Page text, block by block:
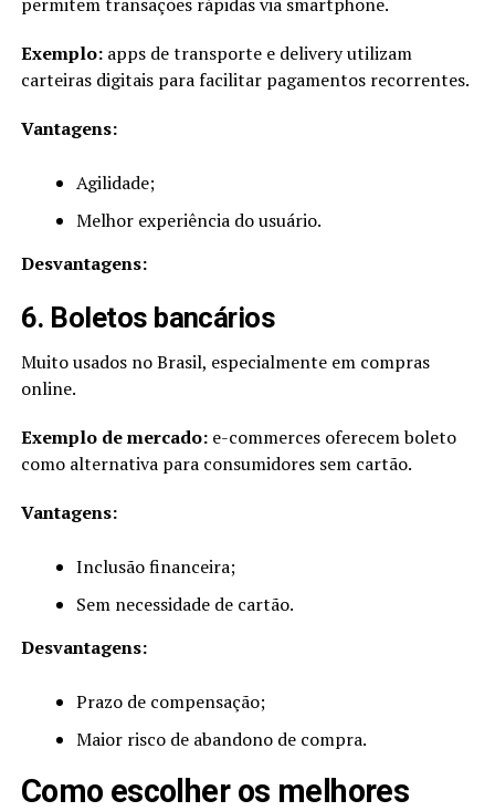
Exemplo:apps de transporte e delivery utilizam
carteiras digitais para facilitar pagamentos recorrentes.
Vantagens:
Agilidade;
Melhor experiência do usuário.
Desvantagens:
6. Boletos bancários
Muito usados no Brasil, especialmente em compras
online.
Exemplo de mercado:e-commerces oferecem boleto
como alternativa para consumidores sem cartão.
Vantagens:
Inclusão financeira;
Sem necessidade de cartão.
Desvantagens:
Prazo de compensação;
Maior risco de abandono de compra.
Como escolher os melhores